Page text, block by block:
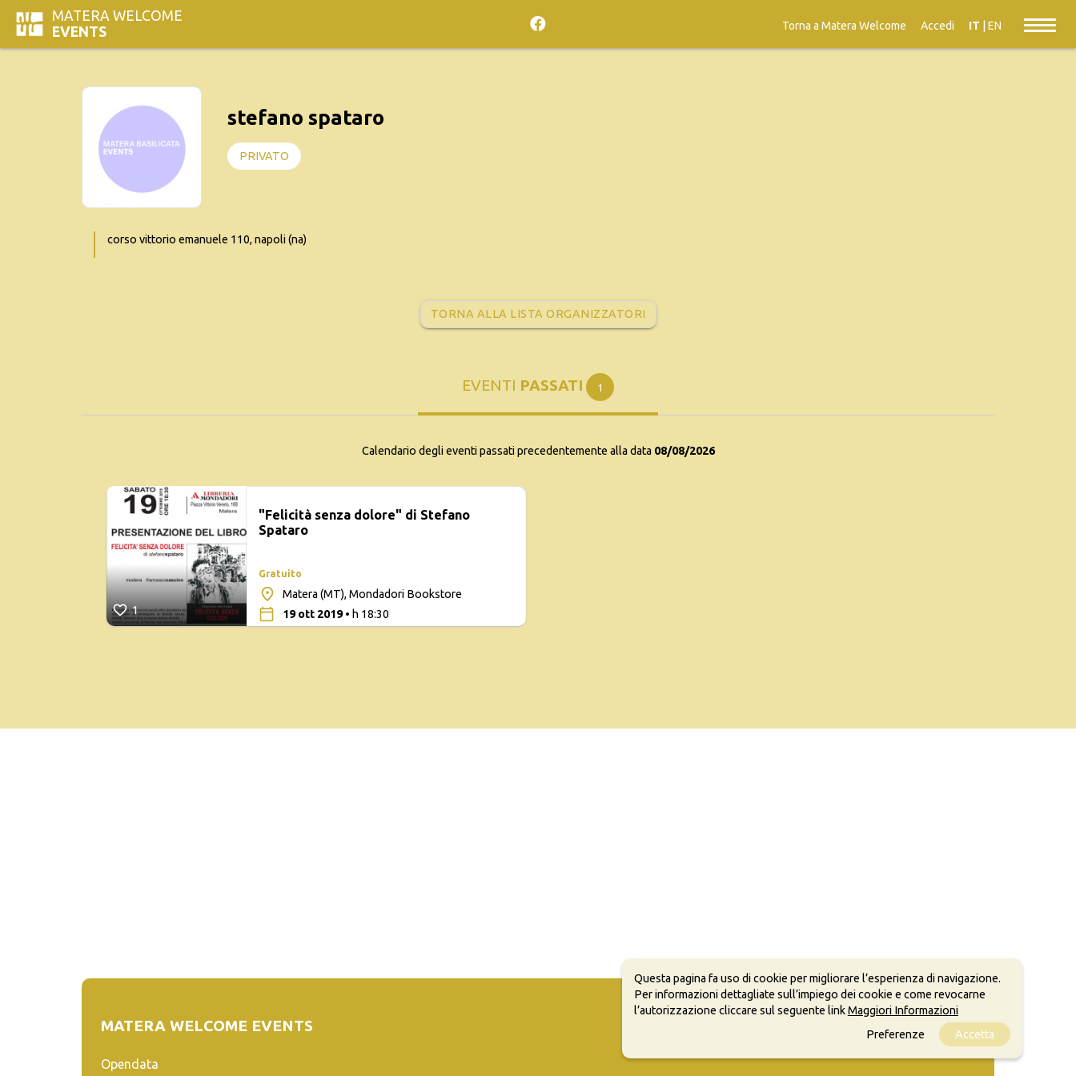
MATERA WELCOME
EVENTS
Torna a Matera Welcome Accedi IT EN
stefano spataro
PRIVATO
corso vittorio emanuele 110, napoli (na)
TORNA ALLA LISTA ORGANIZZATORI
EVENTI PASSATI 1
Calendario degli eventi passati precedentemente alla data 08/08/2026
1
"Felicità senza dolore" di Stefano
Spataro
Gratuito
Matera (MT), Mondadori Bookstore
19 ott 2019• h 18:30
MATERA WELCOME EVENTS
Opendata
Questa pagina fa uso di cookie per migliorare l’esperienza di navigazione.
Per informazioni dettagliate sull’impiego dei cookie e come revocarne
l’autorizzazione cliccare sul seguente linkMaggiori Informazioni
Preferenze
Accetta